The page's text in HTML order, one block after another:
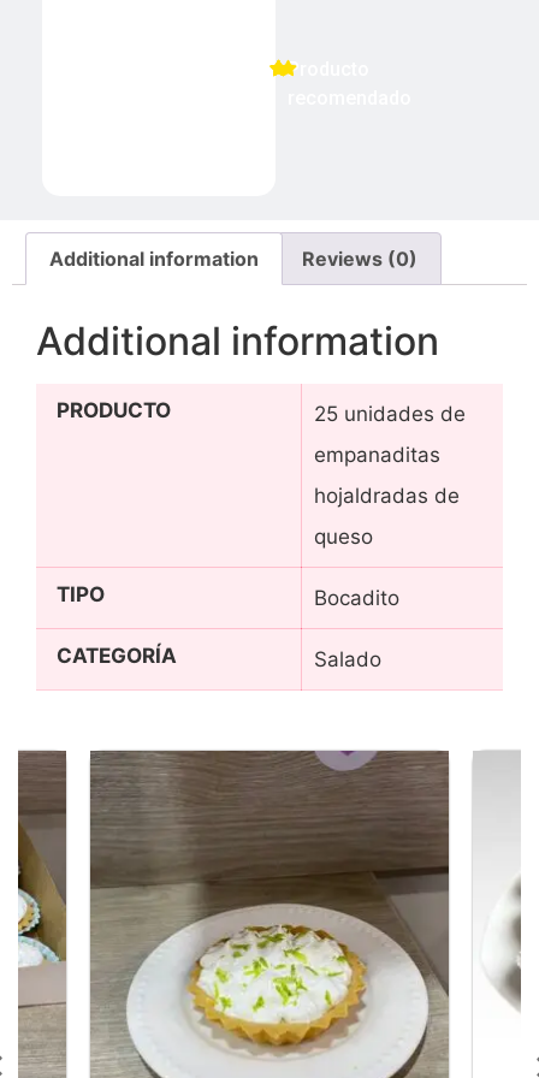
Producto
Additional information Reviews (0)
Additional information
PRODUCTO
25 unidades de
empanaditas
hojaldradas de
queso
TIPO Bocadito
CATEGORÍA Salado